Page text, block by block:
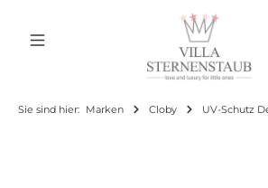
Sie sind hier: Marken Cloby UV-Schutz